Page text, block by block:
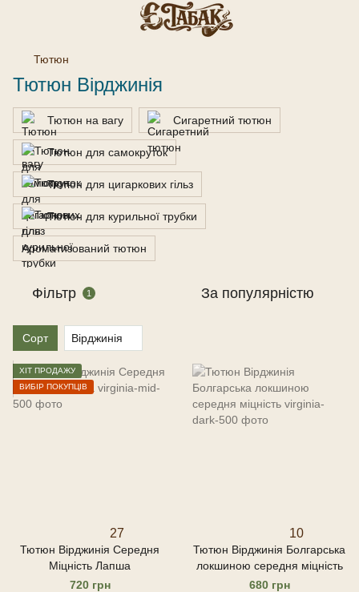
Тютюн
Тютюн Вірджинія
Тютюн на вагу Сигаретний тютюн
Тютюн для самокруток
Тютюн для цигаркових гільз
Тютюн для курильної трубки
Ароматизований тютюн
Фільтр 1 За популярністю
Сорт Вірджинія
ХІТ ПРОДАЖУ
ВИБІР ПОКУПЦІВ
27
Тютюн Вірджинія Середня
Міцність Лапша
720 грн
10
Тютюн Вірджинія Болгарська
локшиною середня міцність
680 грн